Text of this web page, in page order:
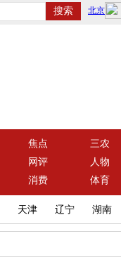
焦点 三农
网评 人物
消费 体育
天津 辽宁 湖南